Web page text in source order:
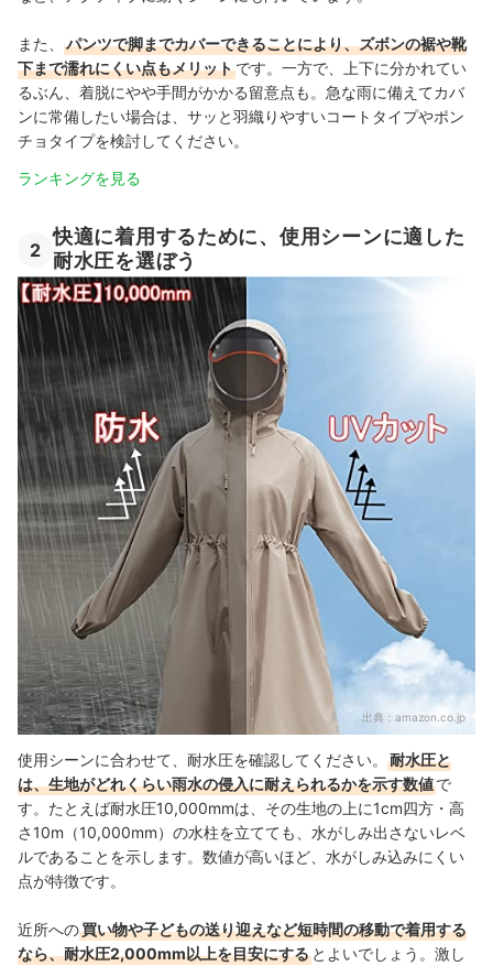
また、
パンツで脚までカバーできることにより、ズボンの裾や靴
下まで濡れにくい点もメリットです。一方で、上下に分かれてい
るぶん、着脱にやや手間がかかる留意点も。急な雨に備えてカバ
ンに常備したい場合は、サッと羽織りやすいコートタイプやポン
チョタイプを検討してください。
ランキングを見る
2
快適に着用するために、使用シーンに適した
耐水圧を選ぼう
出典： amazon.co.jp
使用シーンに合わせて、耐水圧を確認してください。
耐水圧と
は、生地がどれくらい雨水の侵入に耐えられるかを示す数値で
す。たとえば耐水圧10,000mmは、その生地の上に1cm四方・高
さ10m（10,000mm）の水柱を立てても、水がしみ出さないレベ
ルであることを示します。数値が高いほど、水がしみ込みにくい
点が特徴です。
近所への買い物や子どもの送り迎えなど短時間の移動で着用する
なら、耐水圧2,000mm以上を目安にする とよいでしょう。激し